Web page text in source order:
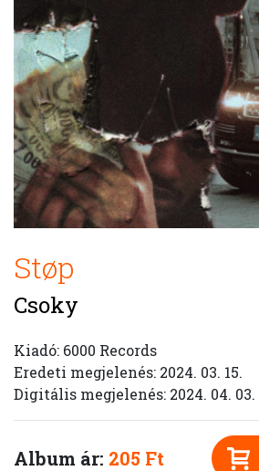
Støp
Csoky
Kiadó: 6000 Records
Eredeti megjelenés: 2024. 03. 15.
Digitális megjelenés: 2024. 04. 03.
Album ár: 205 Ft